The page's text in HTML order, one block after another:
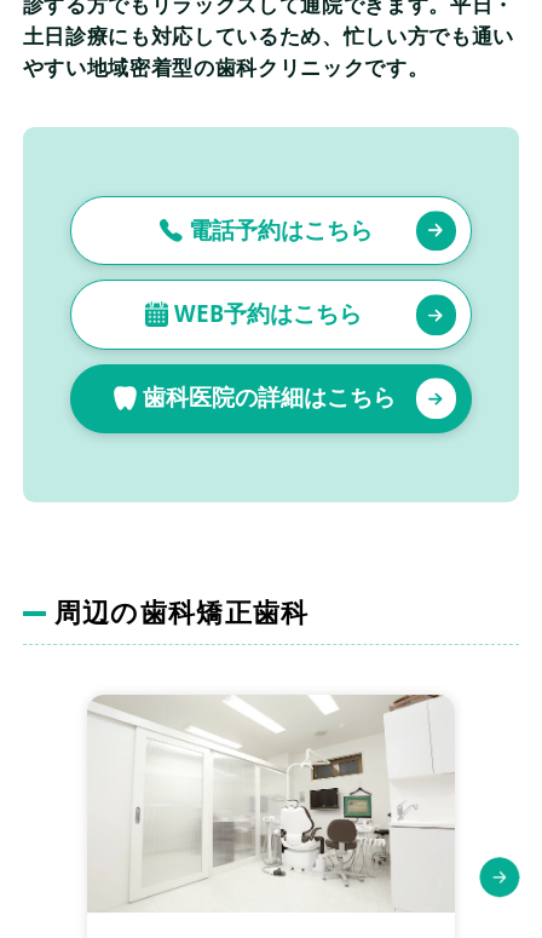
診する方でもリラックスして通院できます。平日・
土日診療にも対応しているため、忙しい方でも通い
やすい地域密着型の歯科クリニックです。
電話予約はこちら
WEB予約はこちら
歯科医院の詳細はこちら
周辺の歯科矯正歯科